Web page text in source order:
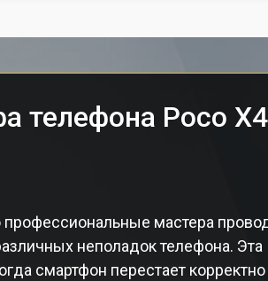
телефона Poco
мастера
неполадок телефона. Эта
смартфон перестает корректно